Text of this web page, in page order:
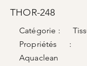
THOR-248
Catégorie :
Propriétés :
Aquaclean